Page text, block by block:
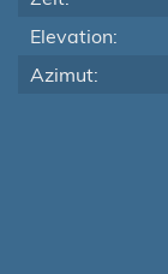
Elevation:
Azimut: